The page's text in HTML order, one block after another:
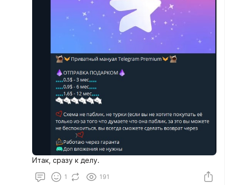
Итак, сразу к делу.
1 191